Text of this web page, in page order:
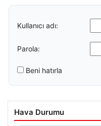
Kullanıcı adı:
Parola:
Beni hatırla
Hava Durumu